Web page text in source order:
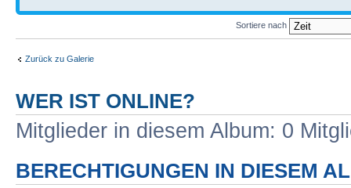
Sortiere nach
Zurück zu Galerie
WER IST ONLINE?
Mitglieder in diesem Album: 0
BERECHTIGUNGEN IN DIESEM